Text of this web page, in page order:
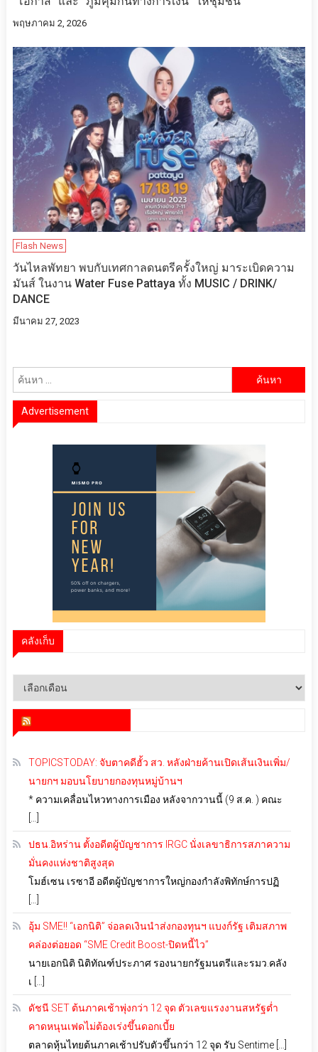
พฤษภาคม 2, 2026
Flash News
วันไหลพัทยา พบกับเทศกาลดนตรีครั้งใหญ่ มาระเบิดความ
มันส์ ในงาน Water Fuse Pattaya ทั้ง MUSIC / DRINK/
DANCE
มีนาคม 27, 2023
สำหรับ:
Advertisement
คลังเก็บ
คลัง
TOPICSTODAY: จับตาคดีฮั้ว สว. หลังฝ่ายค้านเปิดเส้นเงินเพิ่ม/
นายกฯ มอบนโยบายกองทุนหมู่บ้านฯ
* ความเคลื่อนไหวทางการเมือง หลังจากวานนี้ (9 ส.ค. ) คณะ
[…]
ปธน.อิหร่าน ตั้งอดีตผู้บัญชาการ IRGC นั่งเลขาธิการสภาความ
มั่นคงแห่งชาติสูงสุด
โมฮ์เซน เรซาอี อดีตผู้บัญชาการใหญ่กองกำลังพิทักษ์การปฏิ
[…]
อุ้ม SME!! “เอกนิติ” จ่อลดเงินนำส่งกองทุนฯ แบงก์รัฐ เติมสภาพ
คล่องต่อยอด “SME Credit Boost-ปิดหนี้ไว”
นายเอกนิติ นิติทัณฑ์ประภาศ รองนายกรัฐมนตรีและรมว.คลัง
เ […]
ดัชนี SET ต้นภาคเช้าพุ่งกว่า 12 จุด ตัวเลขแรงงานสหรัฐต่ำ
คาดหนุนเฟดไม่ต้องเร่งขึ้นดอกเบี้ย
ตลาดหุ้นไทยต้นภาคเช้าปรับตัวขึ้นกว่า 12 จุด รับ Sentime […]